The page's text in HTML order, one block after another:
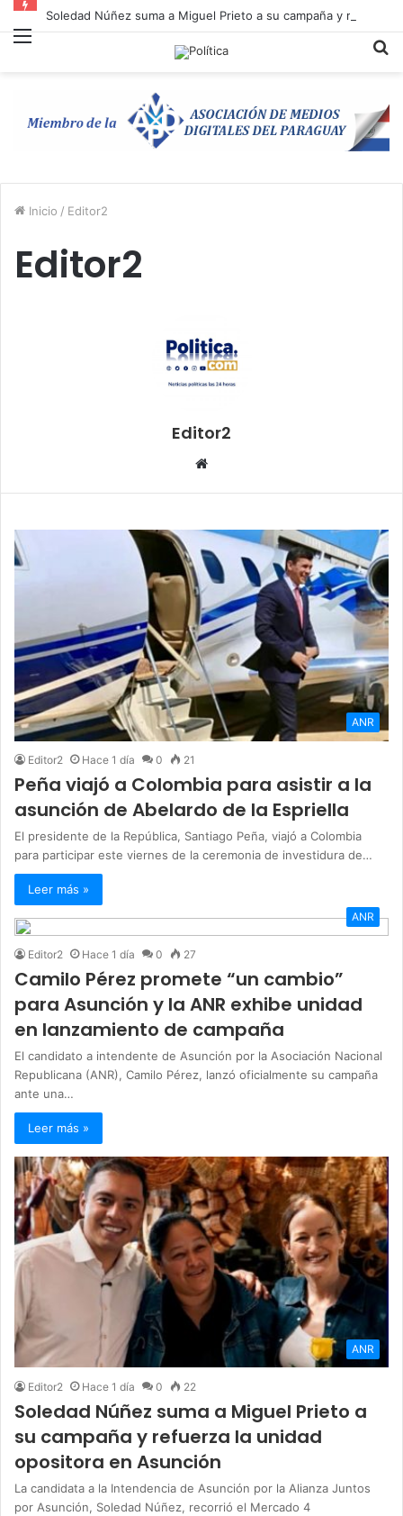
Inicio / Editor2
Editor2
Editor2
Sitio
ANR
Editor2 Hace 1 día 0 21
Peña viajó a Colombia para asistir a la
asunción de Abelardo de la Espriella
El presidente de la República, Santiago Peña, viajó a Colombia
para participar este viernes de la ceremonia de investidura de…
Leer más »
ANR
Editor2 Hace 1 día 0 27
Camilo Pérez promete “un cambio”
para Asunción y la ANR exhibe unidad
en lanzamiento de campaña
El candidato a intendente de Asunción por la Asociación Nacional
Republicana (ANR), Camilo Pérez, lanzó oficialmente su campaña
ante una…
Leer más »
ANR
Editor2 Hace 1 día 0 22
Soledad Núñez suma a Miguel Prieto a
su campaña y refuerza la unidad
opositora en Asunción
La candidata a la Intendencia de Asunción por la Alianza Juntos
por Asunción, Soledad Núñez, recorrió el Mercado 4